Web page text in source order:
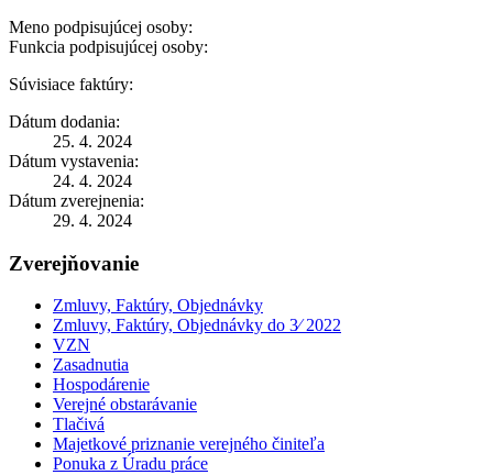
Meno podpisujúcej osoby:
Funkcia podpisujúcej osoby:
Súvisiace faktúry:
Dátum dodania:
25. 4. 2024
Dátum vystavenia:
24. 4. 2024
Dátum zverejnenia:
29. 4. 2024
Zverejňovanie
Zmluvy, Faktúry, Objednávky
Zmluvy, Faktúry, Objednávky do 3⁄ 2022
VZN
Zasadnutia
Hospodárenie
Verejné obstarávanie
Tlačivá
Majetkové priznanie verejného činiteľa
Ponuka z Úradu práce